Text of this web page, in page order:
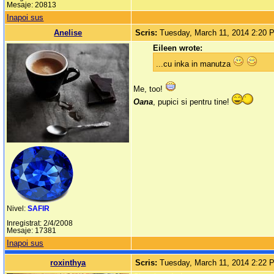
Mesaje: 20813
Inapoi sus
Anelise
Scris:Tuesday, March 11, 2014 2:20
Nivel:SAFIR
Inregistrat: 2/4/2008
Mesaje: 17381
Eileen wrote:
...cu inka in manutza
Me, too!
Oana, pupici si pentru tine!
Inapoi sus
roxinthya Scris:Tuesday, March 11, 2014 2:22